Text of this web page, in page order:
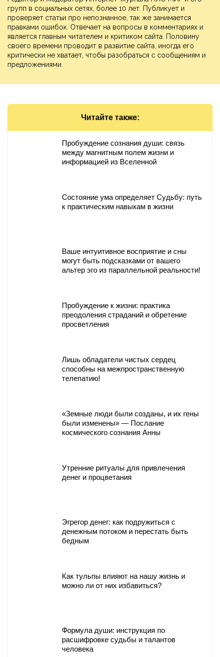
групп в социальных сетях, более 10 лет. Публикует и
проверяет статьи про непознанное, так же занимается
правками ошибок. Отвечает на вопросы в комментариях и
является главным читателем и критиком сайта. Половину
своего времени проводит в развитие сайта, иногда его
критически не хватает, чтобы разобраться с сообщениям и
предложениями.
Читайте также:
Пробуждение сознания души: связь
между магнитным полем жизни и
информацией из Вселенной
Состояние ума определяет Судьбу: путь
к практическим навыкам в жизни
Ваше интуитивное восприятие и сны
могут быть подсказками от вашего
альтер эго из параллельной реальности!
Пробуждение к жизни: практика
преодоления страданий и обретение
просветления
Лишь обладатели чистых сердец
способны на межпространственную
телепатию!
«Земные люди были созданы, и их гены
были изменены» — Послание
космического сознания Анны
Утренние ритуалы для привлечения
денег и процветания
Эгрегор денег: как подружиться с
денежным потоком и перестать быть
бедным
Как тульпы влияют на нашу жизнь и
можно ли от них избавиться?
Формула души: инструкция по
расшифровке судьбы и талантов
человека